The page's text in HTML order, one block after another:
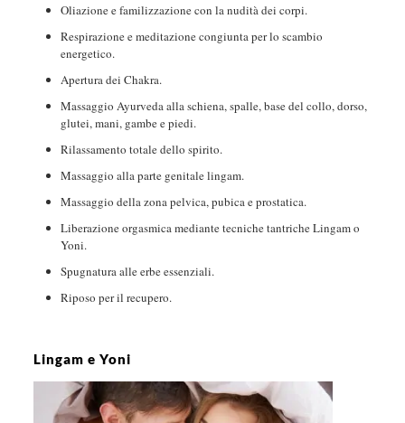
Oliazione e familizzazione con la nudità dei corpi.
Respirazione e meditazione congiunta per lo scambio
energetico.
Apertura dei Chakra.
Massaggio Ayurveda alla schiena, spalle, base del collo, dorso,
glutei, mani, gambe e piedi.
Rilassamento totale dello spirito.
Massaggio alla parte genitale lingam.
Massaggio della zona pelvica, pubica e prostatica.
Liberazione orgasmica mediante tecniche tantriche Lingam o
Yoni.
Spugnatura alle erbe essenziali.
Riposo per il recupero.
Lingam e Yoni